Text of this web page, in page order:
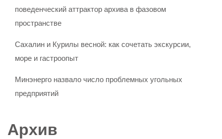
поведенческий аттрактор архива в фазовом
пространстве
Сахалин и Курилы весной: как сочетать экскурсии,
море и гастроопыт
Минэнерго назвало число проблемных угольных
предприятий
Архив